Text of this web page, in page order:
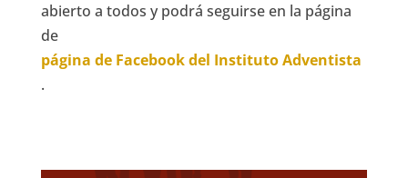
abierto a todos y podrá seguirse en la página
de
página de Facebook del Instituto Adventista
.